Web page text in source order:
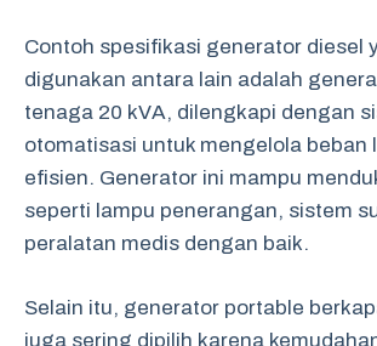
Contoh spesifikasi generator diesel
digunakan antara lain adalah
tenaga 20 kVA, dilengkapi dengan
otomatisasi untuk mengelola beban
efisien. Generator ini mampu
seperti lampu penerangan, sistem
peralatan medis dengan baik.
Selain itu, generator portable
juga sering dipilih karena